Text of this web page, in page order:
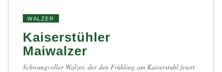
WALZER
Kaiserstühler
Maiwalzer
Schwungvoller Walzer, der den Frühling am Kaiserstuhl feiert